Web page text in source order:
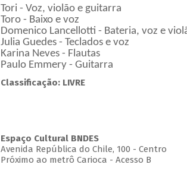
Tori - Voz, violão e guitarra
Toro - Baixo e voz
Domenico Lancellotti - Bateria, voz e
Julia Guedes - Teclados e voz
Karina Neves - Flautas
Paulo Emmery - Guitarra
Classificação: LIVRE
Espaço Cultural BNDES
Avenida República do Chile, 100 - Centro
Próximo ao metrô Carioca - Acesso B